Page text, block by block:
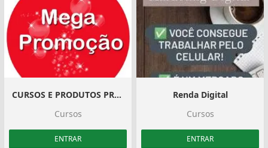
CURSOS E PRODUTOS PROMOCIONAIS
Cursos
ENTRAR
Renda Digital
Cursos
ENTRAR